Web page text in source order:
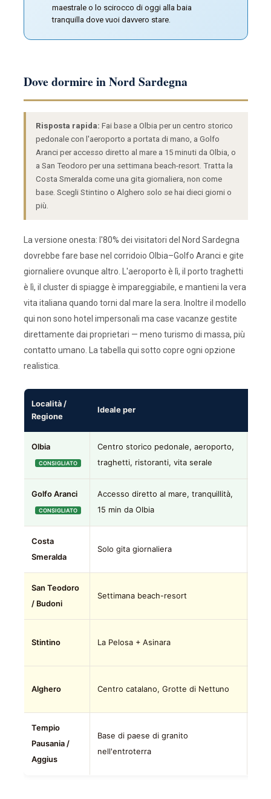
maestrale o lo scirocco di oggi alla baia
tranquilla dove vuoi davvero stare.
Dove dormire in Nord Sardegna
Risposta rapida: Fai base a Olbia per un centro storico
pedonale con l'aeroporto a portata di mano, a Golfo
Aranci per accesso diretto al mare a 15 minuti da Olbia, o
a San Teodoro per una settimana beach-resort. Tratta la
Costa Smeralda come una gita giornaliera, non come
base. Scegli Stintino o Alghero solo se hai dieci giorni o
più.
La versione onesta: l'80% dei visitatori del Nord Sardegna
dovrebbe fare base nel corridoio Olbia–Golfo Aranci e gite
giornaliere ovunque altro. L'aeroporto è lì, il porto traghetti
è lì, il cluster di spiagge è impareggiabile, e mantieni la vera
vita italiana quando torni dal mare la sera. Inoltre il modello
qui non sono hotel impersonali ma case vacanze gestite
direttamente dai proprietari — meno turismo di massa, più
contatto umano. La tabella qui sotto copre ogni opzione
realistica.
Località /
Regione
Ideale per
Olbia
CONSIGLIATO
Centro storico pedonale, aeroporto,
traghetti, ristoranti, vita serale
Golfo Aranci
CONSIGLIATO
Accesso diretto al mare, tranquillità,
15 min da Olbia
Costa
Smeralda
Solo gita giornaliera
San Teodoro
/ Budoni
Settimana beach-resort
Stintino La Pelosa + Asinara
Alghero Centro catalano, Grotte di Nettuno
Tempio
Pausania /
Aggius
Base di paese di granito
nell'entroterra